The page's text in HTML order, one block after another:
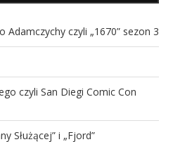
czyli „1670” sezon 3
czyli San Diegi Comic Con
Służącej” i „Fjord”